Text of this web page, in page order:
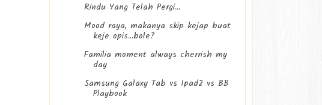
Rindu Yang Telah Pergi...
Mood raya, makanya skip kejap buat
keje opis...bole?
Familia moment always cherrish my
day
Samsung Galaxy Tab vs Ipad2 vs BB
Playbook